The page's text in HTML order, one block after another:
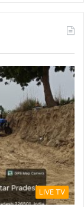
LIVE TV